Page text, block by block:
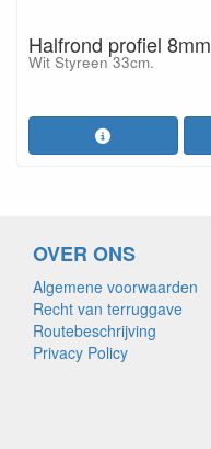
Halfrond profiel 8mm
Wit Styreen 33cm.
OVER ONS
Algemene voorwaarden
Recht van terruggave
Routebeschrijving
Privacy Policy